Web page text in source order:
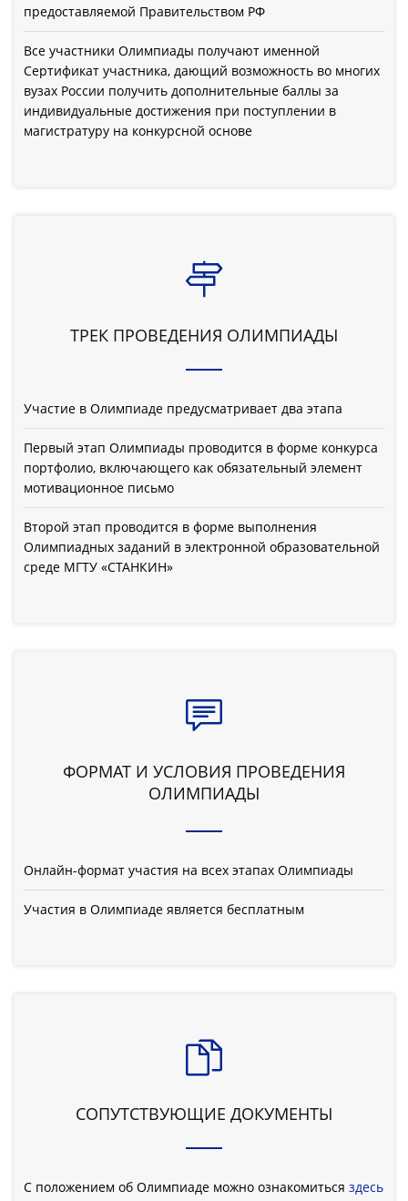
предоставляемой Правительством РФ
Все участники Олимпиады получают именной
Сертификат участника, дающий возможность во многих
вузах России получить дополнительные баллы за
индивидуальные достижения при поступлении в
магистратуру на конкурсной основе
ТРЕК ПРОВЕДЕНИЯ ОЛИМПИАДЫ
Участие в Олимпиаде предусматривает два этапа
Первый этап Олимпиады проводится в форме конкурса
портфолио, включающего как обязательный элемент
мотивационное письмо
Второй этап проводится в форме выполнения
Олимпиадных заданий в электронной образовательной
среде МГТУ «СТАНКИН»
ФОРМАТ И УСЛОВИЯ ПРОВЕДЕНИЯ
ОЛИМПИАДЫ
Онлайн-формат участия на всех этапах Олимпиады
Участия в Олимпиаде является бесплатным
СОПУТСТВУЮЩИЕ ДОКУМЕНТЫ
С положением об Олимпиаде можно ознакомиться здесь